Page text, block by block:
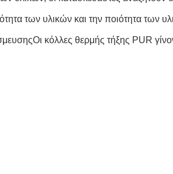
των υλικών και την ποιότητα των
κόλλες θερμής τήξης PUR